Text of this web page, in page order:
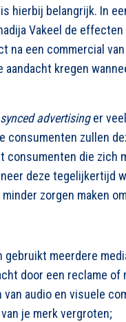
hierbij belangrijk. In
Vakeel de
een commercial
kregen
synced advertisinger
consumenten zullen
consumenten die zich
deze tegelijkertijd
zorgen maken
gebruikt meerdere
door een reclame
audio en visuele
je merk vergroten;